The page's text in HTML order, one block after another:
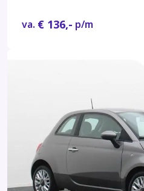
va. € 136,- p/m